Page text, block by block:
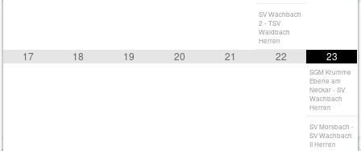
SV Wachbach
2 - TSV
Waldbach
Herren
17 18 19 20 21 22 23
SGM Krumme
Ebene am
Neckar - SV
Wachbach
Herren
SV Morsbach -
SV Wachbach
II Herren